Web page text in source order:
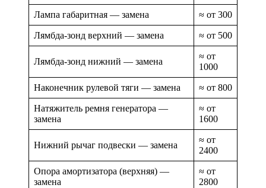
Лампа габаритная — замена ≈ от 300
Лямбда-зонд верхний — замена ≈ от 500
Лямбда-зонд нижний — замена
≈ от
1000
Наконечник рулевой тяги — замена ≈ от 800
Натяжитель ремня генератора —
замена
≈ от
1600
Нижний рычаг подвески — замена
≈ от
2400
Опора амортизатора (верхняя) —
замена
≈ от
2800